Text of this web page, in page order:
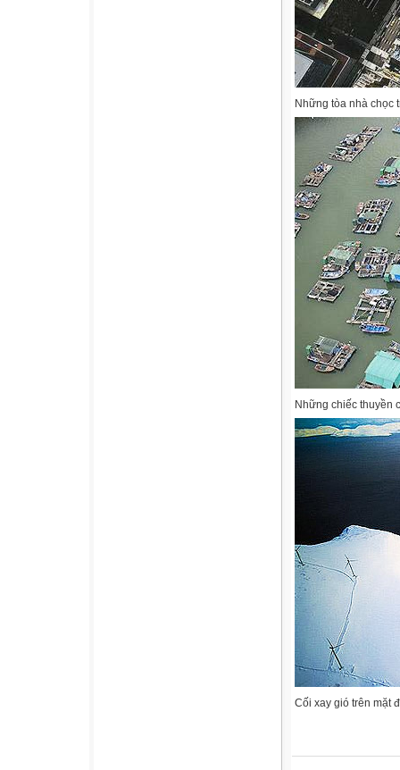
Những tòa nhà chọc
Những chiếc thuyền
Cối xay gió trên mặt